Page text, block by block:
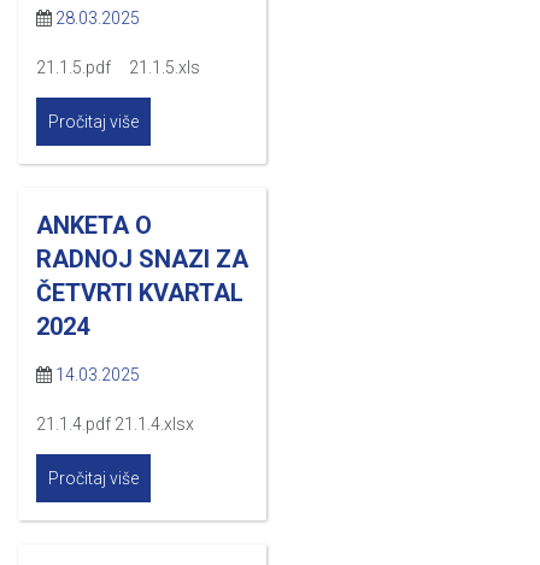
28.03.2025
21.1.5.pdf 21.1.5.xls
Pročitaj više
ANKETA O
RADNOJ SNAZI ZA
ČETVRTI KVARTAL
2024
14.03.2025
21.1.4.pdf 21.1.4.xlsx
Pročitaj više